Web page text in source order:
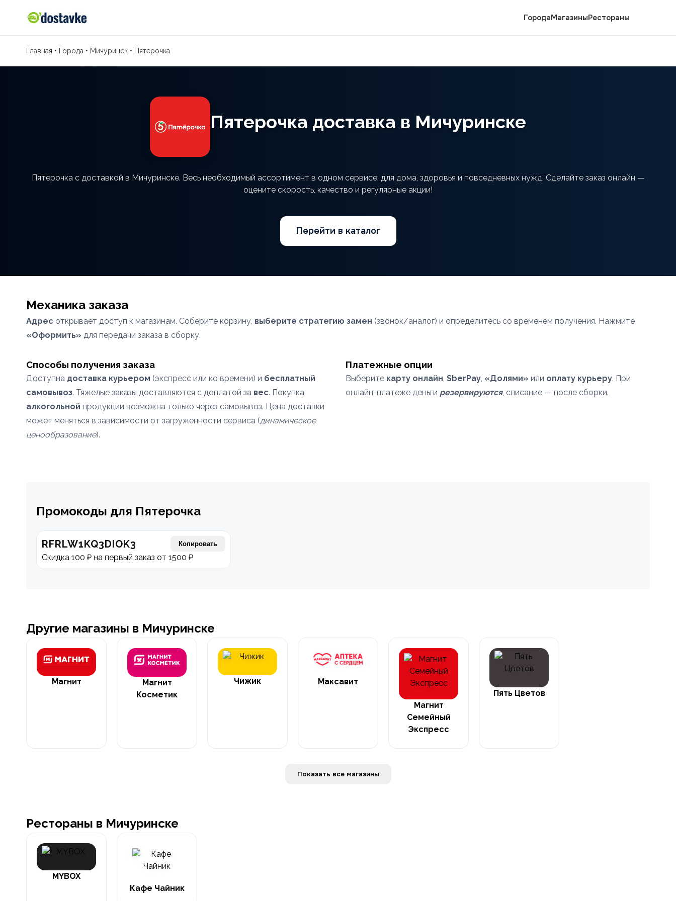
ГородаМагазиныРестораны
Главная • Города • Мичуринск • Пятерочка
Пятерочка доставка в Мичуринске
Пятерочка с доставкой в Мичуринске. Весь необходимый ассортимент в одном сервисе: для дома, здоровья и повседневных нужд. Сделайте заказ онлайн —
оцените скорость, качество и регулярные акции!
Перейти в каталог
Механика заказа
Адрес открывает доступ к магазинам. Соберите корзину, выберите стратегию замен (звонок/аналог) и определитесь со временем получения. Нажмите
«Оформить» для передачи заказа в сборку.
Способы получения заказа
Доступна доставка курьером (экспресс или ко времени) и бесплатный
самовывоз. Тяжелые заказы доставляются с доплатой за вес. Покупка
алкогольной продукции возможна только через самовывоз. Цена доставки
может меняться в зависимости от загруженности сервиса (динамическое
ценообразование).
Платежные опции
Выберите карту онлайн, SberPay, «Долями» или оплату курьеру. При
онлайн-платеже деньги резервируются, списание — после сборки.
Промокоды для Пятерочка
RFRLW1KQ3DIOK3 Копировать
Скидка 100 ₽ на первый заказ от 1500 ₽
Другие магазины в Мичуринске
Магнит
Магнит
Косметик
Чижик Максавит
Магнит
Семейный
Экспресс
Пять Цветов
Показать все магазины
Рестораны в Мичуринске
MYBOX
Кафе Чайник